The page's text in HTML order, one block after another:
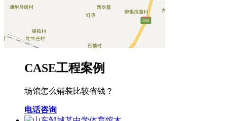
CASE工程案例
场馆怎么铺装比较省钱？
电话咨询